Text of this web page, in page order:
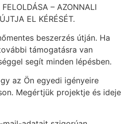
– AZONNALI
EL KÉRÉSÉT.
beszerzés útján. Ha
támogatásra van
segít minden lépésben.
az Ön egyedi igényeire
Megértjük projektje és ideje